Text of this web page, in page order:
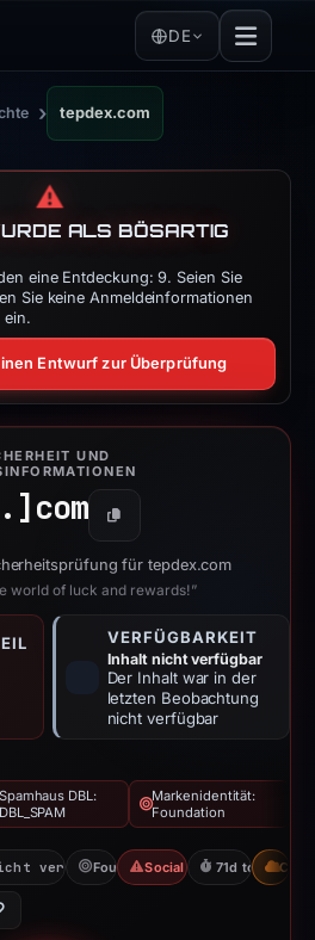
DE
› tepdex.com
⚠️
ALS BÖSARTIG
eine Entdeckung: 9. Seien Sie
Sie keine Anmeldeinformationen
ein.
Entwurf zur Überprüfung
UND
com Kopieren
für tepdex.com
world of luck and rewards!”
VERFÜGBARKEIT
Inhalt nicht verfügbar
Der Inhalt war in der
letzten Beobachtung
nicht verfügbar
DBL:
Markenidentität:
Foundation
verfügbar seit 09.05.2026
FoundationSocial Media Phishing
71d to CDN